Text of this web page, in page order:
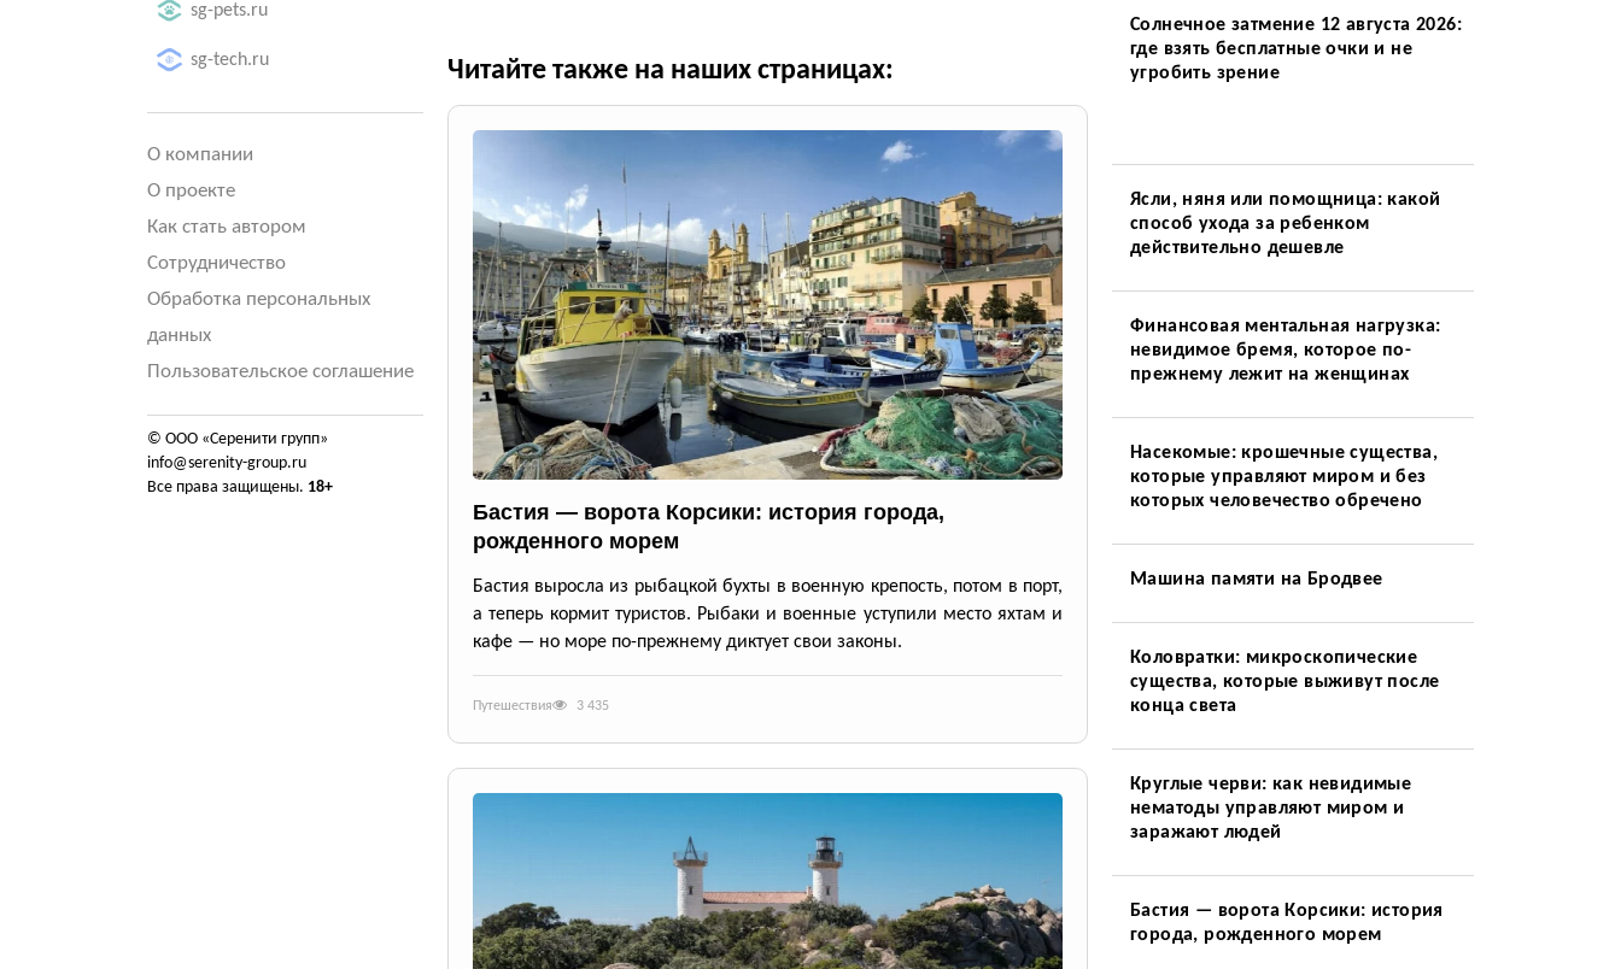
sg-pets.ru
sg-tech.ru
О компании
О проекте
Как стать автором
Сотрудничество
Обработка персональных
данных
Пользовательское соглашение
© ООО «Серенити групп»
info@serenity-group.ru
Все права защищены. 18+
Читайте также на наших страницах:
Бастия — ворота Корсики: история города,
рожденного морем
Бастия выросла из рыбацкой бухты в военную крепость, потом в порт,
а теперь кормит туристов. Рыбаки и военные уступили место яхтам и
кафе — но море по-прежнему диктует свои законы.
Путешествия 3 435
Солнечное затмение 12 августа 2026:
где взять бесплатные очки и не
угробить зрение
Ясли, няня или помощница: какой
способ ухода за ребенком
действительно дешевле
Финансовая ментальная нагрузка:
невидимое бремя, которое по-
прежнему лежит на женщинах
Насекомые: крошечные существа,
которые управляют миром и без
которых человечество обречено
Машина памяти на Бродвее
Коловратки: микроскопические
существа, которые выживут после
конца света
Круглые черви: как невидимые
нематоды управляют миром и
заражают людей
Бастия — ворота Корсики: история
города, рожденного морем